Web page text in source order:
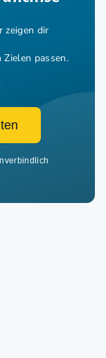
zeigen dir
passen.